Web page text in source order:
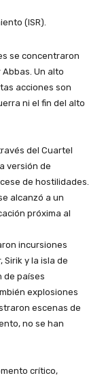
(ISR).
se concentraron
Un alto
acciones son
ni el fin del alto
del Cuartel
versión de
de hostilidades.
alcanzó a un
próxima al
incursiones
Sirik y la isla de
de países
explosiones
escenas de
no se han
crítico,